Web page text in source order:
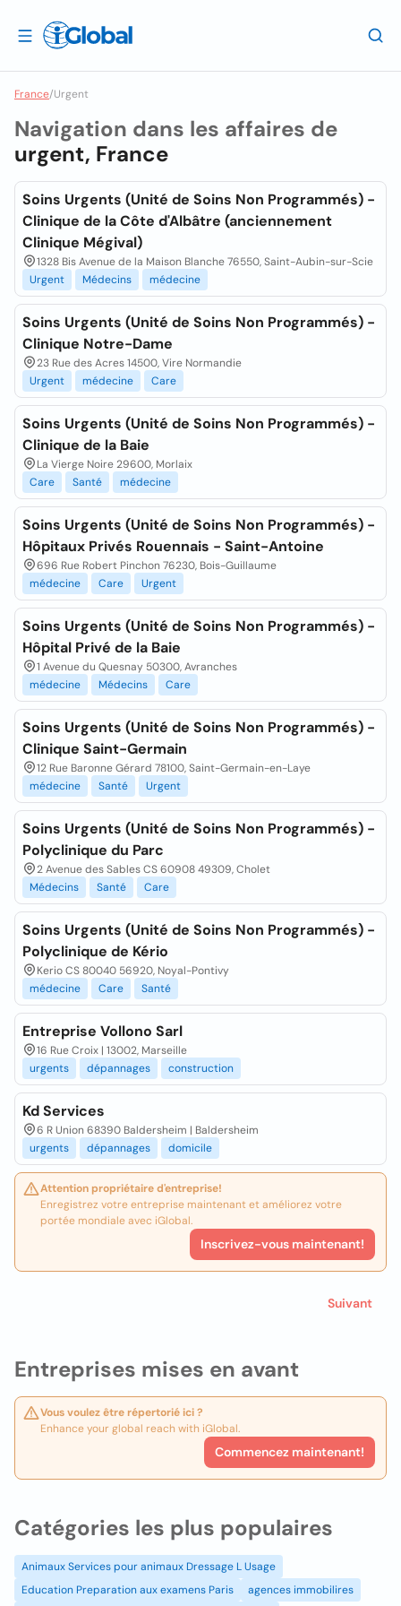
France/Urgent
Entreprises mises en avant
Vous voulez être répertorié ici ?
Enhance your global reach with iGlobal.
Commencez maintenant!
Navigation dans les affaires de
urgent, France
Soins Urgents (Unité de Soins Non Programmés) -
Clinique de la Côte d'Albâtre (anciennement
Clinique Mégival)
1328 Bis Avenue de la Maison Blanche 76550, Saint-Aubin-sur-Scie
Urgent
Médecins médecine
Soins Urgents (Unité de Soins Non Programmés) -
Clinique Notre-Dame
23 Rue des Acres 14500, Vire Normandie
Urgent
médecine Care
Soins Urgents (Unité de Soins Non Programmés) -
Clinique de la Baie
La Vierge Noire 29600, Morlaix
Care
Santé médecine
Soins Urgents (Unité de Soins Non Programmés) -
Hôpitaux Privés Rouennais - Saint-Antoine
696 Rue Robert Pinchon 76230, Bois-Guillaume
médecine
Care Urgent
Soins Urgents (Unité de Soins Non Programmés) -
Hôpital Privé de la Baie
1 Avenue du Quesnay 50300, Avranches
médecine
Médecins Care
Soins Urgents (Unité de Soins Non Programmés) -
Clinique Saint-Germain
12 Rue Baronne Gérard 78100, Saint-Germain-en-Laye
médecine
Santé Urgent
Soins Urgents (Unité de Soins Non Programmés) -
Polyclinique du Parc
2 Avenue des Sables CS 60908 49309, Cholet
Médecins
Santé Care
Soins Urgents (Unité de Soins Non Programmés) -
Polyclinique de Kério
Kerio CS 80040 56920, Noyal-Pontivy
médecine
Care Santé
Entreprise Vollono Sarl
16 Rue Croix | 13002, Marseille
urgents
dépannages construction
Kd Services
6 R Union 68390 Baldersheim | Baldersheim
urgents
dépannages domicile
Attention propriétaire d'entreprise!
Enregistrez votre entreprise maintenant et améliorez votre
portée mondiale avec iGlobal.
Inscrivez-vous maintenant!
Suivant
Catégories les plus populaires
Animaux Services pour animaux Dressage L Usage
Education Preparation aux examens Paris
agences immobilires